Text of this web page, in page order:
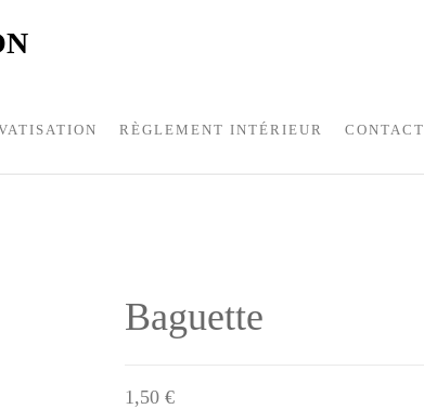
RÈGLEMENT INTÉRIEUR CONTACT
Baguette
1,50 €